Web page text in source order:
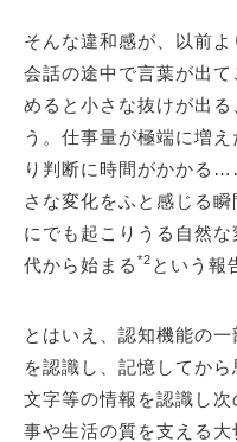
そんな違和感が、以前よ
会話の途中で言葉が出
めると小さな抜けが出
う。仕事量が極端に増
り判断に時間がかかる
さな変化をふと感じる
にでも起こりうる自然
代から始まる *2 という報
とはいえ、認知機能の
を認識し、記憶してか
文字等の情報を認識し
事や生活の質を支える大